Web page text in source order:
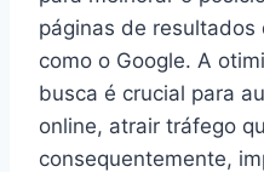
páginas de
como o Google. A
busca é crucial para
online, atrair tráfego
consequentemente,